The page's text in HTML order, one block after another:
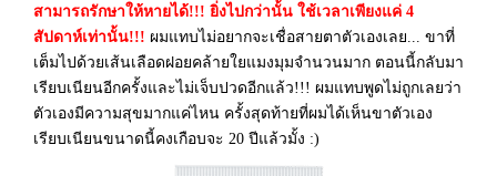
สามารถรักษาให้หายได้!!! ยิ่งไปกว่านั้น ใช้เวลาเพียงแค่ 4
สัปดาห์เท่านั้น!!! ผมแทบไม่อยากจะเชื่อสายตาตัวเองเลย... ขาที่
เต็มไปด้วยเส้นเลือดฝอยคล้ายใยแมงมุมจำนวนมาก ตอนนี้กลับมา
เรียบเนียนอีกครั้งและไม่เจ็บปวดอีกแล้ว!!! ผมแทบพูดไม่ถูกเลยว่า
ตัวเองมีความสุขมากแค่ไหน ครั้งสุดท้ายที่ผมได้เห็นขาตัวเอง
เรียบเนียนขนาดนี้คงเกือบจะ 20 ปีแล้วมั้ง :)